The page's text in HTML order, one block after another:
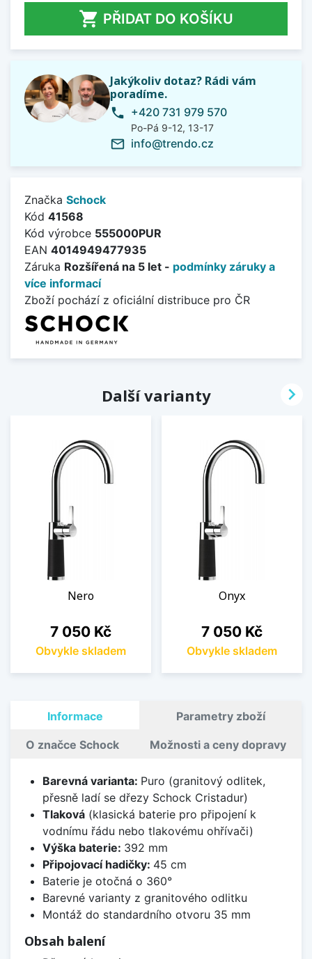
 PŘIDAT DO KOŠÍKU
Jakýkoliv dotaz? Rádi vám
poradíme.
phone +420 731 979 570
Po-Pá 9-12, 13-17
mail_outline info@trendo.cz
Značka Schock
Kód 41568
Kód výrobce 555000PUR
EAN 4014949477935
Záruka Rozšířená na 5 let - podmínky záruky a
více informací
Zboží pochází z oficiální distribuce pro ČR
Další varianty
Nero
Cena
7 050 Kč
Obvykle skladem
Onyx
Cena
7 050 Kč
Obvykle skladem

Informace Parametry zboží
O značce Schock Možnosti a ceny dopravy
Barevná varianta: Puro (granitový odlitek,
přesně ladí se dřezy Schock Cristadur)
Tlaková(klasická baterie pro připojení k
vodnímu řádu nebo tlakovému ohřívači)
Výška baterie: 392 mm
Připojovací hadičky: 45 cm
Baterie je otočná o 360°
Barevné varianty z granitového odlitku
Montáž do standardního otvoru 35 mm
Obsah balení